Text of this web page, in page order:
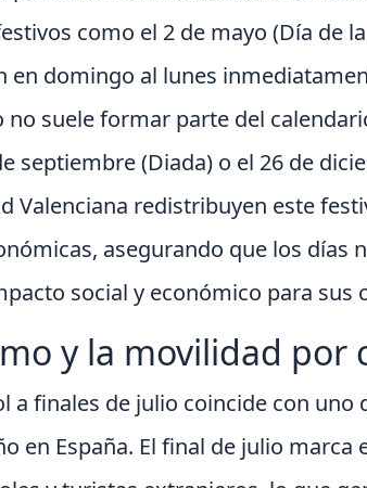
como el 2 de mayo (Día de
domingo al lunes
no suele formar parte del
septiembre (Diada) o el 26 de
Valenciana redistribuyen este
asegurando que los días
social y económico para sus
y la movilidad por
a finales de julio coincide con
en España. El final de julio marca